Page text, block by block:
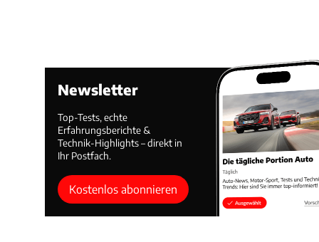
Newsletter
Top-Tests, echte
Erfahrungsberichte &
Technik-Highlights – direkt in
Ihr Postfach.
Kostenlos abonnieren